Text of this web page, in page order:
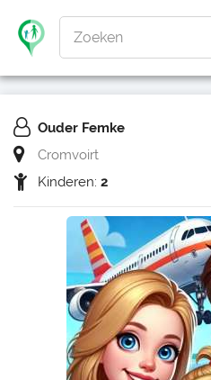
Zoeken
Ouder Femke
Cromvoirt
Kinderen: 2